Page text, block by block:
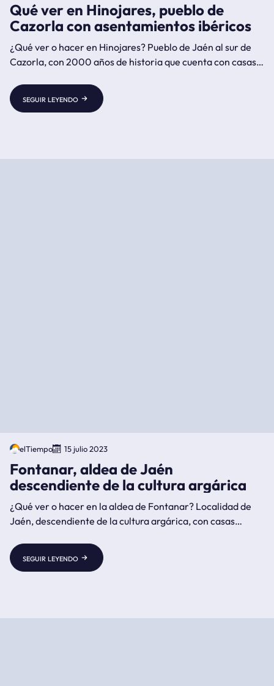
Qué ver en Hinojares, pueblo de
Cazorla con asentamientos ibéricos
¿Qué ver o hacer en Hinojares? Pueblo de Jaén al sur de
Cazorla, con 2000 años de historia que cuenta con casas
siglo IV a.C., el río Turrillas, las Salinas de Chíllar, la aldea
de Cuenca y la Iglesia de San Marcos.
seguir leyendo
elTiempo 15 julio 2023
Fontanar, aldea de Jaén
descendiente de la cultura argárica
¿Qué ver o hacer en la aldea de Fontanar? Localidad de
Jaén, descendiente de la cultura argárica, con casas
al Sur del Parque Natural de Cazorla junto al río Guadiana
Menor.
seguir leyendo